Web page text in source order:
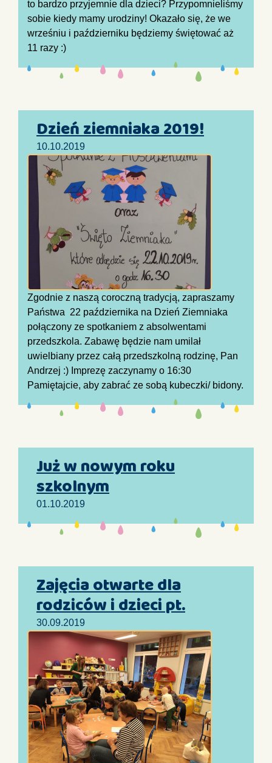
to bardzo przyjemnie dla dzieci? Przypomnieliśmy
sobie kiedy mamy urodziny! Okazało się, że we
wrześniu i październiku będziemy świętować aż
11 razy :)
Dzień ziemniaka 2019!
10.10.2019
Zgodnie z naszą coroczną tradycją, zapraszamy
Państwa 22 października na Dzień Ziemniaka
połączony ze spotkaniem z absolwentami
przedszkola. Zabawę będzie nam umilał
uwielbiany przez całą przedszkolną rodzinę, Pan
Andrzej :) Imprezę zaczynamy o 16:30
Pamiętajcie, aby zabrać ze sobą kubeczki/ bidony.
Już w nowym roku
szkolnym
01.10.2019
Zajęcia otwarte dla
rodziców i dzieci pt.
30.09.2019